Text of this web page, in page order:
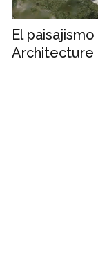
El
Architecture